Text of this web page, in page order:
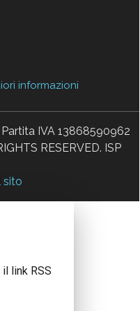
informazioni
IVA 13868590962
RESERVED. ISP
sito
link RSS